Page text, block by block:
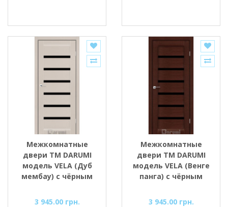
Межкомнатные
двери ТМ DARUMI
модель VELA (Дуб
мембау) с чёрным
3 945.00 грн.
Межкомнатные
двери ТМ DARUMI
модель VELA (Венге
панга) с чёрным
3 945.00 грн.